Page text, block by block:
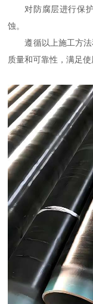
对防腐层进行保
蚀。
遵循以上施工方
质量和可靠性，满足使